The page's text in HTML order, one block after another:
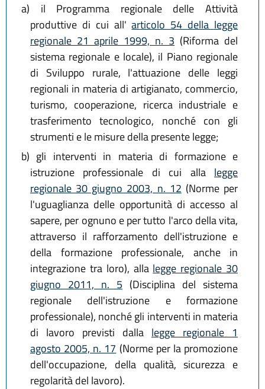
a) il Programma regionale delle Attività
produttive di cui all'articolo 54 della legge
regionale 21 aprile 1999, n. 3 (Riforma del
sistema regionale e locale), il Piano regionale
di Sviluppo rurale, l'attuazione delle leggi
regionali in materia di artigianato, commercio,
turismo, cooperazione, ricerca industriale e
trasferimento tecnologico, nonché con gli
strumenti e le misure della presente legge;
b) gli interventi in materia di formazione e
istruzione professionale di cui alla legge
regionale 30 giugno 2003, n. 12 (Norme per
l'uguaglianza delle opportunità di accesso al
sapere, per ognuno e per tutto l'arco della vita,
attraverso il rafforzamento dell'istruzione e
della formazione professionale, anche in
integrazione tra loro), alla legge regionale 30
giugno 2011, n. 5 (Disciplina del sistema
regionale dell'istruzione e formazione
professionale), nonché gli interventi in materia
di lavoro previsti dalla legge regionale 1
agosto 2005, n. 17 (Norme per la promozione
dell'occupazione, della qualità, sicurezza e
regolarità del lavoro).